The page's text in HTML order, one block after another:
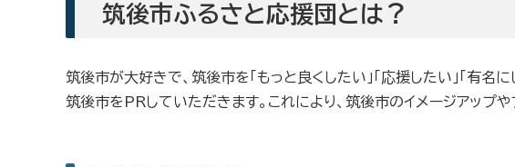
筑後市ふるさと応援団とは？
筑後市が大好きで、筑後市を「もっと良くしたい」「応援したい」「有名
筑後市をPRしていただきます。これにより、筑後市のイメージアップ